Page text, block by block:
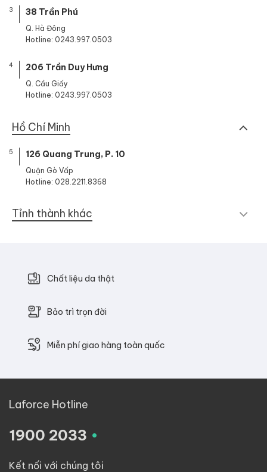
3 38 Trần Phú
Q. Hà Đông
Hotline: 0243.997.0503
4 206 Trần Duy Hưng
Q. Cầu Giấy
Hotline: 0243.997.0503
Hồ Chí Minh
5 126 Quang Trung, P. 10
Quận Gò Vấp
Hotline: 028.2211.8368
Tỉnh thành khác
Chất liệu da thật
Bảo trì trọn đời
Miễn phí giao hàng toàn quốc
Laforce Hotline
1900 2033 .
Kết nối với chúng tôi